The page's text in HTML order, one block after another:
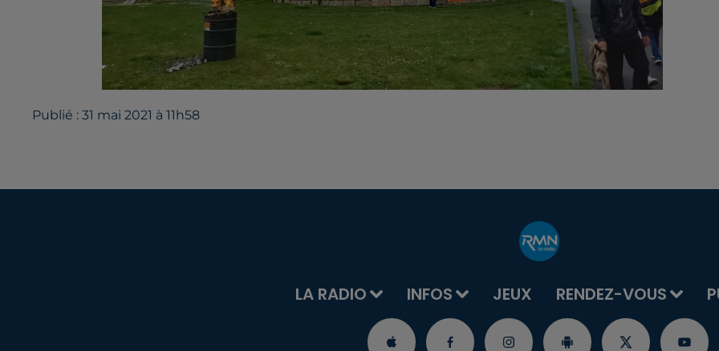
Publié : 31 mai 2021 à 11h58
LA RADIO INFOS JEUX RENDEZ-VOUS